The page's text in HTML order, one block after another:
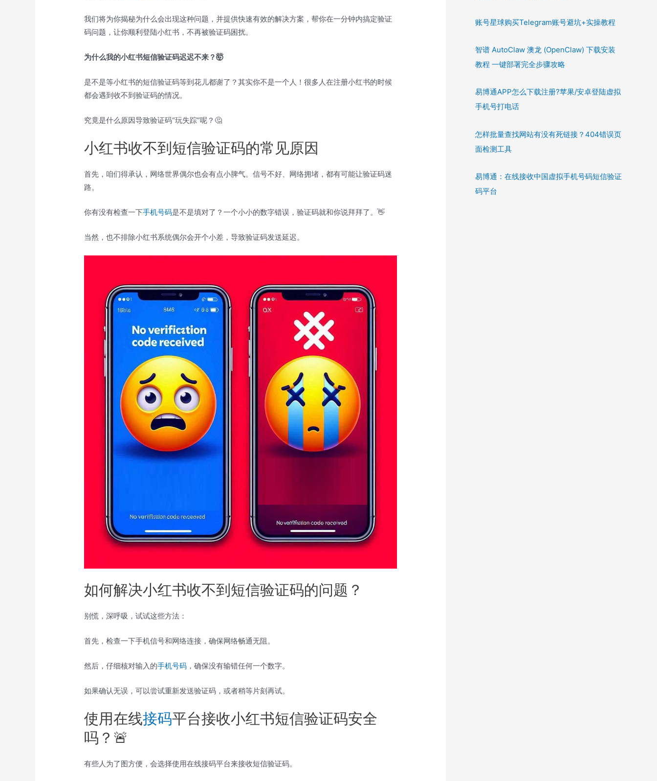
我们将为你揭秘为什么会出现这种问题，并提供快速有效的解决方案，帮你在一分钟内搞定验证
码问题，让你顺利登陆小红书，不再被验证码困扰。
为什么我的小红书短信验证码迟迟不来？🤯
是不是等小红书的短信验证码等到花儿都谢了？其实你不是一个人！很多人在注册小红书的时候
都会遇到收不到验证码的情况。
究竟是什么原因导致验证码“玩失踪”呢？🤔
小红书收不到短信验证码的常见原因
首先，咱们得承认，网络世界偶尔也会有点小脾气。信号不好、网络拥堵，都有可能让验证码迷
路。
你有没有检查一下手机号码是不是填对了？一个小小的数字错误，验证码就和你说拜拜了。👋
当然，也不排除小红书系统偶尔会开个小差，导致验证码发送延迟。
如何解决小红书收不到短信验证码的问题？
别慌，深呼吸，试试这些方法：
首先，检查一下手机信号和网络连接，确保网络畅通无阻。
然后，仔细核对输入的手机号码 ，确保没有输错任何一个数字。
如果确认无误，可以尝试重新发送验证码，或者稍等片刻再试。
使用在线接码平台接收小红书短信验证码安全
吗？🚨
有些人为了图方便，会选择使用在线接码平台来接收短信验证码。
账号星球购买Telegram账号避坑+实操教程
智谱 AutoClaw 澳龙 (OpenClaw) 下载安装
教程 一键部署完全步骤攻略
易博通APP怎么下载注册?苹果/安卓登陆虚拟
手机号打电话
怎样批量查找网站有没有死链接？404错误页
面检测工具
易博通：在线接收中国虚拟手机号码短信验证
码平台